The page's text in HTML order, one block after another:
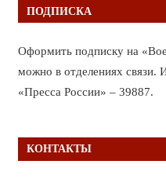
ПОДПИСКА
Оформить подписку на
можно в отделениях связи.
«Пресса России» – 39887.
КОНТАКТЫ